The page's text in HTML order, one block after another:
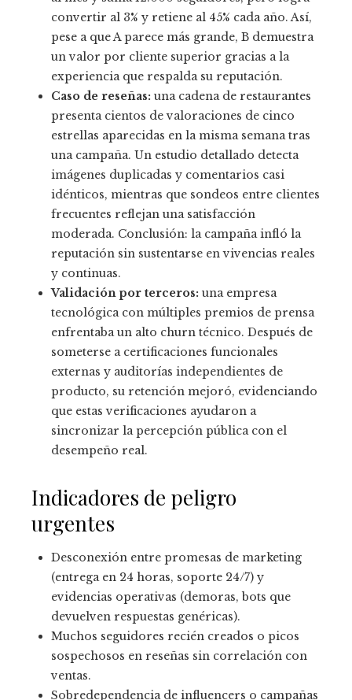
convertir al 3% y retiene al 45% cada año. Así,
pese a que A parece más grande, B demuestra
un valor por cliente superior gracias a la
experiencia que respalda su reputación.
Caso de reseñas: una cadena de restaurantes
presenta cientos de valoraciones de cinco
estrellas aparecidas en la misma semana tras
una campaña. Un estudio detallado detecta
imágenes duplicadas y comentarios casi
idénticos, mientras que sondeos entre clientes
frecuentes reflejan una satisfacción
moderada. Conclusión: la campaña infló la
reputación sin sustentarse en vivencias reales
y continuas.
Validación por terceros: una empresa
tecnológica con múltiples premios de prensa
enfrentaba un alto churn técnico. Después de
someterse a certificaciones funcionales
externas y auditorías independientes de
producto, su retención mejoró, evidenciando
que estas verificaciones ayudaron a
sincronizar la percepción pública con el
desempeño real.
Indicadores de peligro
urgentes
Desconexión entre promesas de marketing
(entrega en 24 horas, soporte 24/7) y
evidencias operativas (demoras, bots que
devuelven respuestas genéricas).
Muchos seguidores recién creados o picos
sospechosos en reseñas sin correlación con
ventas.
Sobredependencia de influencers o campañas